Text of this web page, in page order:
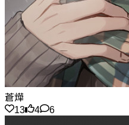
蒼燁
13
4 6